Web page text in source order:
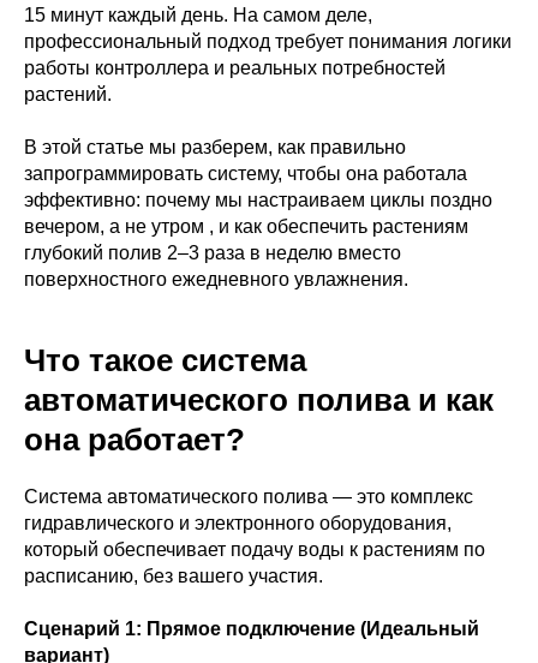
15 минут каждый день. На самом деле,
профессиональный подход требует понимания логики
работы контроллера и реальных потребностей
растений.
В этой статье мы разберем, как правильно
запрограммировать систему, чтобы она работала
эффективно: почему мы настраиваем циклы поздно
вечером, а не утром , и как обеспечить растениям
глубокий полив 2–3 раза в неделю вместо
поверхностного ежедневного увлажнения.
Что такое система
автоматического полива и как
она работает?
Система автоматического полива — это комплекс
гидравлического и электронного оборудования,
который обеспечивает подачу воды к растениям по
расписанию, без вашего участия.
Сценарий 1: Прямое подключение (Идеальный
вариант)